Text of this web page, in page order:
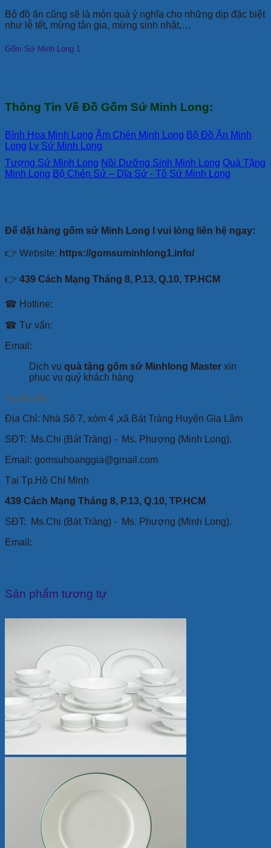
Bộ đồ ăn cũng sẽ là món quà ý nghĩa cho những dịp đặc biệt
như lễ tết, mừng tân gia, mừng sinh nhật,…
Gốm Sứ Minh Long 1
Thông Tin Về Đồ Gốm Sứ Minh Long:
Bình Hoa Minh Long Ấm Chén Minh Long Bộ Đồ Ăn Minh
Long Ly Sứ Minh Long
Tượng Sứ Minh Long Nồi Dưỡng Sinh Minh Long Quà Tặng
Minh Long Bộ Chén Sứ – Dĩa Sứ - Tô Sứ Minh Long
Để đặt hàng gốm sứ Minh Long I vui lòng liên hệ ngay:
👉 Website: https://gomsuminhlong1.info/
👉 439 Cách Mạng Tháng 8, P.13, Q.10, TP.HCM
☎ Hotline:
☎ Tư vấn:
Email:
Dịch vụ quà tặng gốm sứ Minhlong Master xin
phục vụ quý khách hàng
Tại Hà Nội:
Địa Chỉ: Nhà Số 7, xóm 4 ,xã Bát Tràng Huyện Gia Lâm
SĐT:
Ms.Chi (Bát Tràng) - Ms. Phượng (Minh Long).
Email: gomsuhoanggia@gmail.com
Tại Tp.Hồ Chí Minh
439 Cách Mạng Tháng 8, P.13, Q.10, TP.HCM
SĐT: Ms.Chi (Bát Tràng) - Ms. Phượng (Minh Long).
Email:
Sản phẩm tương tự